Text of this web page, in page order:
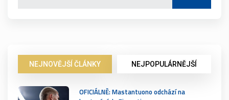
NEJNOVĚJŠÍ ČLÁNKY NEJPOPULÁRNĚJŠÍ
OFICIÁLNĚ: Mastantuono odchází na